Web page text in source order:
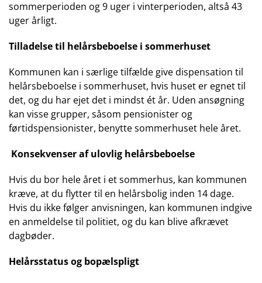
sommerperioden og 9 uger i vinterperioden, altså 43
uger årligt.
Tilladelse til helårsbeboelse i sommerhuset
Kommunen kan i særlige tilfælde give dispensation til
helårsbeboelse i sommerhuset, hvis huset er egnet til
det, og du har ejet det i mindst ét år. Uden ansøgning
kan visse grupper, såsom pensionister og
førtidspensionister, benytte sommerhuset hele året.
Konsekvenser af ulovlig helårsbeboelse
Hvis du bor hele året i et sommerhus, kan kommunen
kræve, at du flytter til en helårsbolig inden 14 dage.
Hvis du ikke følger anvisningen, kan kommunen indgive
en anmeldelse til politiet, og du kan blive afkrævet
dagbøder.
Helårsstatus og bopælspligt